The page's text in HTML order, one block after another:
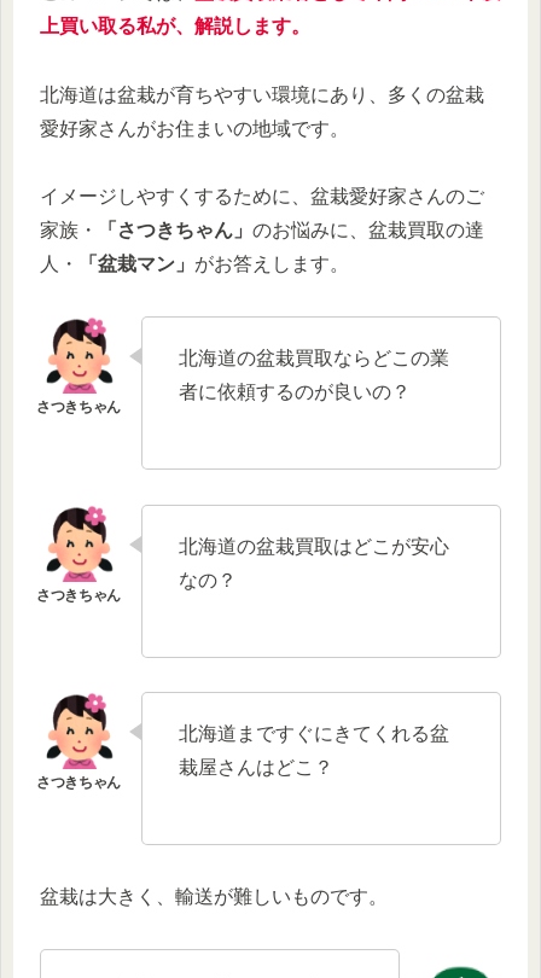
上買い取る私が、解説します。
北海道は盆栽が育ちやすい環境にあり、多くの盆栽
愛好家さんがお住まいの地域です。
イメージしやすくするために、盆栽愛好家さんのご
家族・
「さつきちゃん」 のお悩みに、盆栽買取の達
人・
「盆栽マン」 がお答えします。
北海道の盆栽買取ならどこの業
者に依頼するのが良いの？
北海道の盆栽買取はどこが安心
なの？
北海道まですぐにきてくれる盆
栽屋さんはどこ？
盆栽は大きく、輸送が難しいものです。